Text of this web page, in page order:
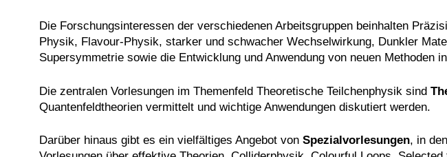
Die Forschungsinteressen der verschiedenen Arbeitsgruppen beinhalten
Physik, Flavour-Physik, starker und schwacher Wechselwirkung, Dunkler
Supersymmetrie sowie die Entwicklung und Anwendung von neuen Methoden
Die zentralen Vorlesungen im Themenfeld Theoretische Teilchenphysik sind
Quantenfeldtheorien vermittelt und wichtige Anwendungen diskutiert werden.
Darüber hinaus gibt es ein vielfältiges Angebot von Spezialvorlesungen, in